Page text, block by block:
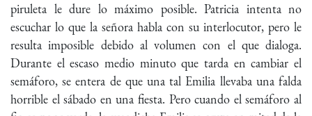
piruleta le dure lo máximo posible. Patricia intenta no
escuchar lo que la señora habla con su interlocutor, pero le
resulta imposible debido al volumen con el que dialoga.
Durante el escaso medio minuto que tarda en cambiar el
semáforo, se entera de que una tal Emilia llevaba una falda
horrible el sábado en una fiesta. Pero cuando el semáforo al